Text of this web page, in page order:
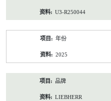
U3-R250044
年份
2025
品牌
LIEBHERR